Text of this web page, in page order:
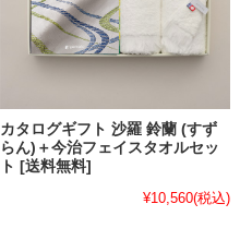
カタログギフト 沙羅 鈴蘭 (すず
らん)＋今治フェイスタオルセッ
ト [送料無料]
¥10,560(税込)